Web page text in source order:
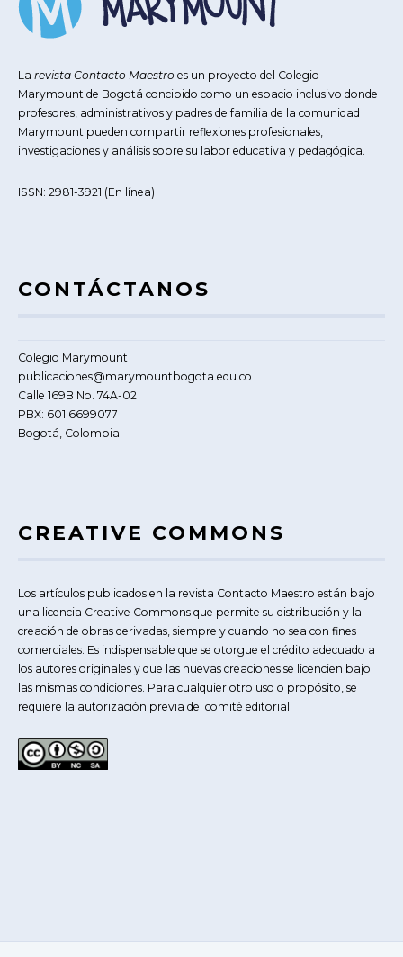
La revista Contacto Maestro es un proyecto del Colegio
Marymount de Bogotá concibido como un espacio inclusivo donde
profesores, administrativos y padres de familia de la comunidad
Marymount pueden compartir reflexiones profesionales,
investigaciones y análisis sobre su labor educativa y pedagógica.
ISSN: 2981-3921 (En línea)
CONTÁCTANOS
Colegio Marymount
publicaciones@marymountbogota.edu.co
Calle 169B No. 74A-02
PBX: 601 6699077
Bogotá, Colombia
CREATIVE COMMONS
Los artículos publicados en la revista Contacto Maestro están bajo
una licencia Creative Commons que permite su distribución y la
creación de obras derivadas, siempre y cuando no sea con fines
comerciales. Es indispensable que se otorgue el crédito adecuado a
los autores originales y que las nuevas creaciones se licencien bajo
las mismas condiciones. Para cualquier otro uso o propósito, se
requiere la autorización previa del comité editorial.